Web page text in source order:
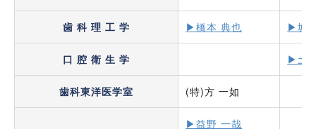
歯 科 理 工 学 ▶橋本 典也 ▶城
口 腔 衛 生 学 ▶土
歯科東洋医学室 (特)方 一如
▶益野 一哉